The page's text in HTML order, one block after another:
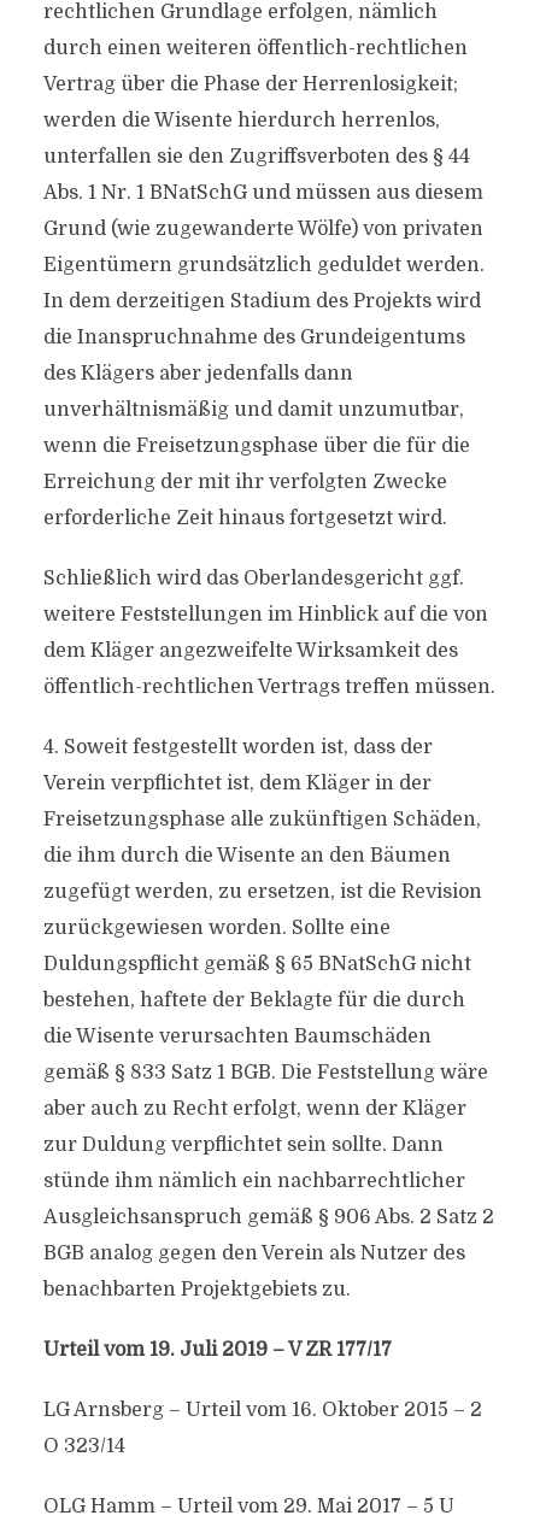
rechtlichen Grundlage erfolgen, nämlich
durch einen weiteren öffentlich-rechtlichen
Vertrag über die Phase der Herrenlosigkeit;
werden die Wisente hierdurch herrenlos,
unterfallen sie den Zugriffsverboten des § 44
Abs. 1 Nr. 1 BNatSchG und müssen aus diesem
Grund (wie zugewanderte Wölfe) von privaten
Eigentümern grundsätzlich geduldet werden.
In dem derzeitigen Stadium des Projekts wird
die Inanspruchnahme des Grundeigentums
des Klägers aber jedenfalls dann
unverhältnismäßig und damit unzumutbar,
wenn die Freisetzungsphase über die für die
Erreichung der mit ihr verfolgten Zwecke
erforderliche Zeit hinaus fortgesetzt wird.
Schließlich wird das Oberlandesgericht ggf.
weitere Feststellungen im Hinblick auf die von
dem Kläger angezweifelte Wirksamkeit des
öffentlich-rechtlichen Vertrags treffen müssen.
4. Soweit festgestellt worden ist, dass der
Verein verpflichtet ist, dem Kläger in der
Freisetzungsphase alle zukünftigen Schäden,
die ihm durch die Wisente an den Bäumen
zugefügt werden, zu ersetzen, ist die Revision
zurückgewiesen worden. Sollte eine
Duldungspflicht gemäß § 65 BNatSchG nicht
bestehen, haftete der Beklagte für die durch
die Wisente verursachten Baumschäden
gemäß § 833 Satz 1 BGB. Die Feststellung wäre
aber auch zu Recht erfolgt, wenn der Kläger
zur Duldung verpflichtet sein sollte. Dann
stünde ihm nämlich ein nachbarrechtlicher
Ausgleichsanspruch gemäß § 906 Abs. 2 Satz 2
BGB analog gegen den Verein als Nutzer des
benachbarten Projektgebiets zu.
Urteil vom 19. Juli 2019 – V ZR 177/17
LG Arnsberg – Urteil vom 16. Oktober 2015 – 2
O 323/14
OLG Hamm – Urteil vom 29. Mai 2017 – 5 U